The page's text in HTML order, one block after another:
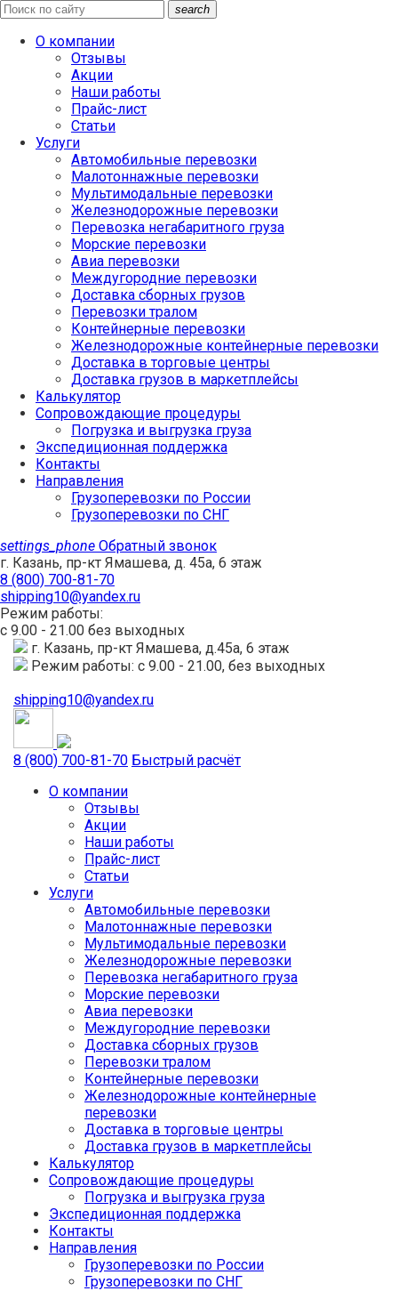
search
О компании
Отзывы
Акции
Наши работы
Прайс-лист
Статьи
Услуги
Автомобильные перевозки
Малотоннажные перевозки
Мультимодальные перевозки
Железнодорожные перевозки
Перевозка негабаритного груза
Морские перевозки
Авиа перевозки
Междугородние перевозки
Доставка сборных грузов
Перевозки тралом
Контейнерные перевозки
Железнодорожные контейнерные перевозки
Доставка в торговые центры
Доставка грузов в маркетплейсы
Калькулятор
Сопровождающие процедуры
Погрузка и выгрузка груза
Экспедиционная поддержка
Контакты
Направления
Грузоперевозки по России
Грузоперевозки по СНГ
settings_phone Обратный звонок
г. Казань, пр-кт Ямашева, д. 45а, 6 этаж
8 (800) 700-81-70
shipping10@yandex.ru
Режим работы:
с 9.00 - 21.00 без выходных
г. Казань, пр-кт Ямашева, д.45а, 6 этаж
Режим работы: с 9.00 - 21.00, без выходных
shipping10@yandex.ru
8 (800) 700-81-70 Быстрый расчёт
О компании
Отзывы
Акции
Наши работы
Прайс-лист
Статьи
Услуги
Автомобильные перевозки
Малотоннажные перевозки
Мультимодальные перевозки
Железнодорожные перевозки
Перевозка негабаритного груза
Морские перевозки
Авиа перевозки
Междугородние перевозки
Доставка сборных грузов
Перевозки тралом
Контейнерные перевозки
Железнодорожные контейнерные
перевозки
Доставка в торговые центры
Доставка грузов в маркетплейсы
Калькулятор
Сопровождающие процедуры
Погрузка и выгрузка груза
Экспедиционная поддержка
Контакты
Направления
Грузоперевозки по России
Грузоперевозки по СНГ